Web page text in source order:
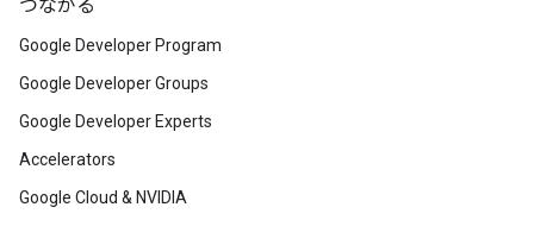
つながる
Google Developer Program
Google Developer Groups
Google Developer Experts
Accelerators
Google Cloud & NVIDIA